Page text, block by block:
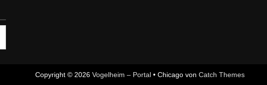
Copyright © 2026 Vogelheim – Portal• Chicago von Catch Themes